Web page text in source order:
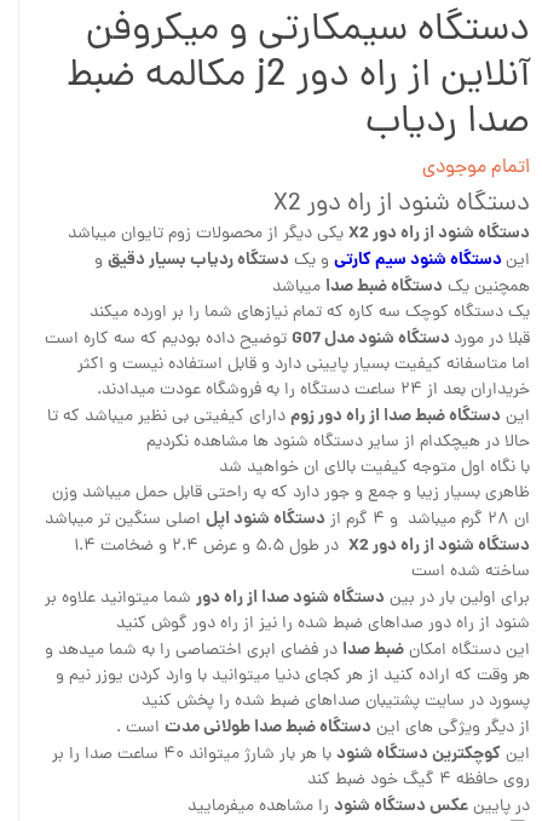
دستگاه سیمکارتی و میکروفن
آنلاین از راه دور j2 مکالمه ضبط
صدا ردیاب
اتمام موجودی
دستگاه شنود از راه دور X2
دستگاه شنود از راه دور X2
یکی دیگر از محصولات زوم تایوان میباشد
ایندستگاه شنود سیم کارتی و یک دستگاه ردیاب بسیار دقیق و
همچنین یک دستگاه ضبط صدا میباشد
یک دستگاه کوچک سه کاره که تمام نیازهای شما را بر اورده میکند
قبلا در مورد دستگاه شنود مدل G07
توضیح داده بودیم که سه کاره است
اما متاسفانه کیفیت بسیار پایینی دارد و قابل استفاده نیست و اکثر
خریداران بعد از ۲۴ ساعت دستگاه را به فروشگاه عودت میدادند.
این دستگاه ضبط صدا از راه دور زومدارای کیفیتی بی نظیر میباشد که تا
حالا در هیچکدام از سایر دستگاه شنود ها مشاهده نکردیم
با نگاه اول متوجه کیفیت بالای ان خواهید شد
ظاهری بسیار زیبا و جمع و جور دارد که به راحتی قابل حمل میباشد وزن
ان ۲۸ گرم میباشد و ۴ گرم از
دستگاه شنود اپل اصلی سنگین تر میباشد
دستگاه شنود از راه دور X2
در طول ۵.۵ و عرض ۲.۴ و ضخامت ۱.۴
ساخته شده است
برای اولین بار در بین دستگاه شنود صدا از راه دور شما میتوانید علاوه بر
شنود از راه دور صداهای ضبط شده را نیز از راه دور گوش کنید
این دستگاه امکانضبط صدا در فضای ابری اختصاصی را به شما میدهد و
هر وقت که اراده کنید از هر کجای دنیا میتوانید با وارد کردن یوزر نیم و
پسورد در سایت پشتیبان صداهای ضبط شده را پخش کنید
از دیگر ویژگی های این دستگاه ضبط صدا طولانی مدت است .
اینکوچکترین دستگاه شنود
با هر بار شارژ میتواند ۴۰ ساعت صدا را بر
روی حافظه ۴ گیگ خود ضبط کند
در پایینعکس دستگاه شنود را مشاهده میفرمایید